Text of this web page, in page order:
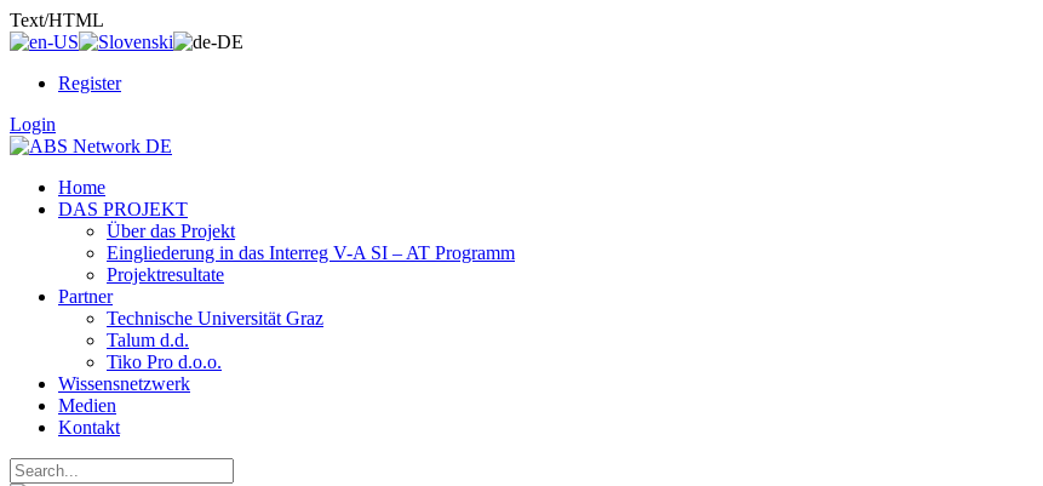
Text/HTML
Register
Login
Home
DAS PROJEKT
Über das Projekt
Eingliederung in das Interreg V-A SI – AT Programm
Projektresultate
Partner
Technische Universität Graz
Talum d.d.
Tiko Pro d.o.o.
Wissensnetzwerk
Medien
Kontakt